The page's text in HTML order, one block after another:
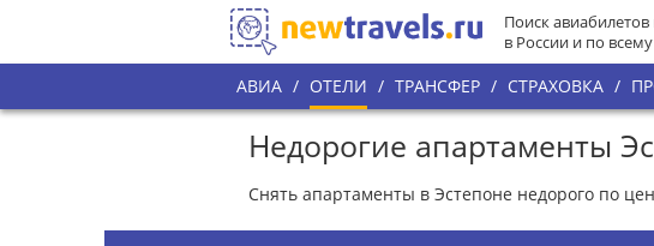
Поиск авиабилетов
в России и по
АВИА / ОТЕЛИ / ТРАНСФЕР / СТРАХОВКА /
Недорогие апартаменты
Снять апартаменты в Эстепоне недорого по